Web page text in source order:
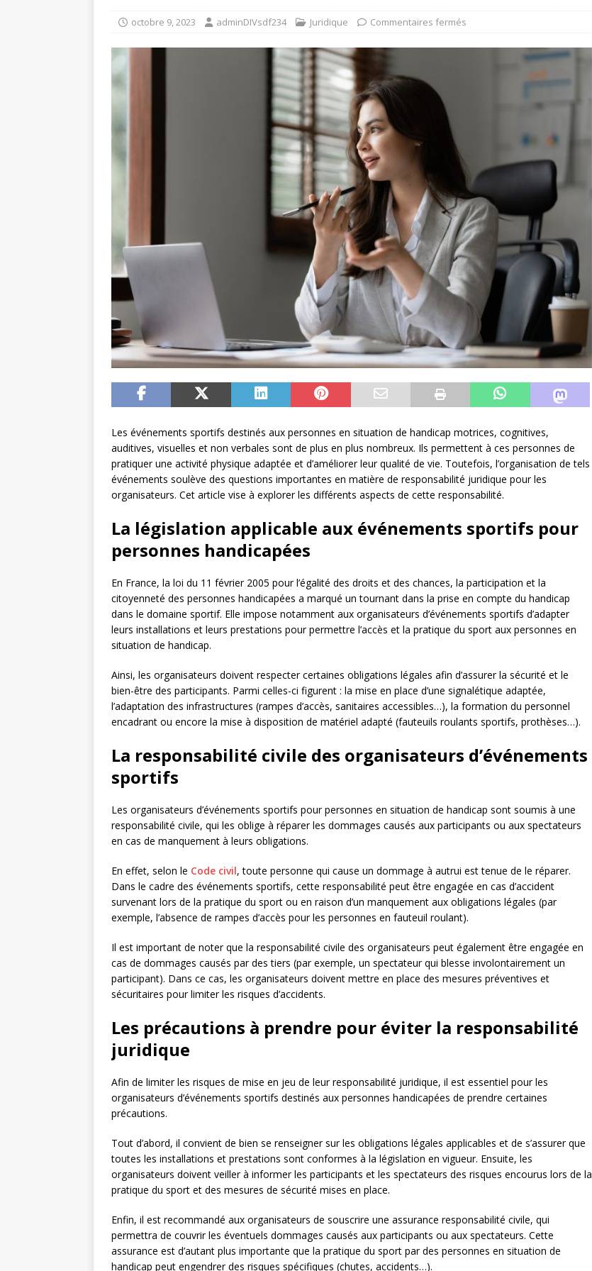
octobre 9, 2023 adminDIVsdf234 Juridique Commentaires fermés
Les événements sportifs destinés aux personnes en situation de handicap motrices, cognitives,
auditives, visuelles et non verbales sont de plus en plus nombreux. Ils permettent à ces personnes de
pratiquer une activité physique adaptée et d’améliorer leur qualité de vie. Toutefois, l’organisation de tels
événements soulève des questions importantes en matière de responsabilité juridique pour les
organisateurs. Cet article vise à explorer les différents aspects de cette responsabilité.
La législation applicable aux événements sportifs pour
personnes handicapées
En France, la loi du 11 février 2005 pour l’égalité des droits et des chances, la participation et la
citoyenneté des personnes handicapées a marqué un tournant dans la prise en compte du handicap
dans le domaine sportif. Elle impose notamment aux organisateurs d’événements sportifs d’adapter
leurs installations et leurs prestations pour permettre l’accès et la pratique du sport aux personnes en
situation de handicap.
Ainsi, les organisateurs doivent respecter certaines obligations légales afin d’assurer la sécurité et le
bien-être des participants. Parmi celles-ci figurent : la mise en place d’une signalétique adaptée,
l’adaptation des infrastructures (rampes d’accès, sanitaires accessibles…), la formation du personnel
encadrant ou encore la mise à disposition de matériel adapté (fauteuils roulants sportifs, prothèses…).
La responsabilité civile des organisateurs d’événements
sportifs
Les organisateurs d’événements sportifs pour personnes en situation de handicap sont soumis à une
responsabilité civile, qui les oblige à réparer les dommages causés aux participants ou aux spectateurs
en cas de manquement à leurs obligations.
En effet, selon le Code civil, toute personne qui cause un dommage à autrui est tenue de le réparer.
Dans le cadre des événements sportifs, cette responsabilité peut être engagée en cas d’accident
survenant lors de la pratique du sport ou en raison d’un manquement aux obligations légales (par
exemple, l’absence de rampes d’accès pour les personnes en fauteuil roulant).
Il est important de noter que la responsabilité civile des organisateurs peut également être engagée en
cas de dommages causés par des tiers (par exemple, un spectateur qui blesse involontairement un
participant). Dans ce cas, les organisateurs doivent mettre en place des mesures préventives et
sécuritaires pour limiter les risques d’accidents.
Les précautions à prendre pour éviter la responsabilité
juridique
Afin de limiter les risques de mise en jeu de leur responsabilité juridique, il est essentiel pour les
organisateurs d’événements sportifs destinés aux personnes handicapées de prendre certaines
précautions.
Tout d’abord, il convient de bien se renseigner sur les obligations légales applicables et de s’assurer que
toutes les installations et prestations sont conformes à la législation en vigueur. Ensuite, les
organisateurs doivent veiller à informer les participants et les spectateurs des risques encourus lors de la
pratique du sport et des mesures de sécurité mises en place.
Enfin, il est recommandé aux organisateurs de souscrire une assurance responsabilité civile, qui
permettra de couvrir les éventuels dommages causés aux participants ou aux spectateurs. Cette
assurance est d’autant plus importante que la pratique du sport par des personnes en situation de
handicap peut engendrer des risques spécifiques (chutes, accidents…).